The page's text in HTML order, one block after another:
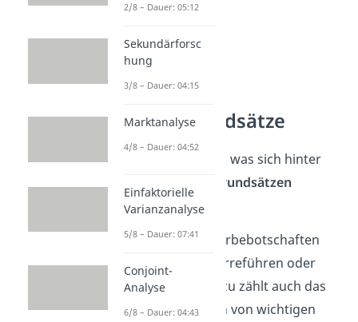
Werbegrundsätze
Sehen wir uns an, was sich hinter
vier Werbegrundsätzen
verbirgt.
Wahrheit:
Werbebotschaften
dürfen nicht irreführen oder
täuschen. Dazu zählt auch das
Verschweigen von wichtigen
2/8 – Dauer: 05:12
Sekundärforsc
hung
3/8 – Dauer: 04:15
Marktanalyse
4/8 – Dauer: 04:52
Einfaktorielle
Varianzanalyse
5/8 – Dauer: 07:41
Conjoint-
Analyse
6/8 – Dauer: 04:43